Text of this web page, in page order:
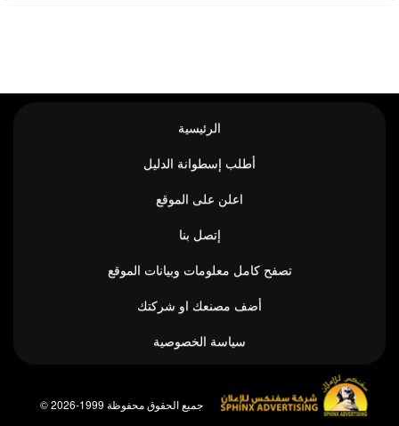
الرئيسية
أطلب إسطوانة الدليل
اعلن على الموقع
إتصل بنا
تصفح كامل معلومات وبيانات الموقع
أضف مصنعك او شركتك
سياسة الخصوصية
© جميع الحقوق محفوظة 1999-2026